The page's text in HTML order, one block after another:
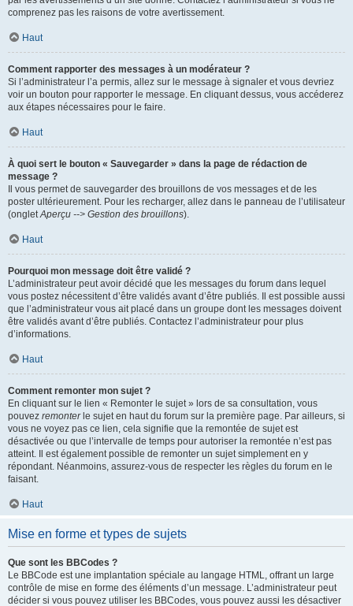
comprenez pas les raisons de votre avertissement.
Haut
Comment rapporter des messages à un modérateur ?
Si l’administrateur l’a permis, allez sur le message à signaler et vous devriez
voir un bouton pour rapporter le message. En cliquant dessus, vous accéderez
aux étapes nécessaires pour le faire.
Haut
À quoi sert le bouton « Sauvegarder » dans la page de rédaction de
message ?
Il vous permet de sauvegarder des brouillons de vos messages et de les
poster ultérieurement. Pour les recharger, allez dans le panneau de l’utilisateur
(ongletAperçu --> Gestion des brouillons).
Haut
Pourquoi mon message doit être validé ?
L’administrateur peut avoir décidé que les messages du forum dans lequel
vous postez nécessitent d’être validés avant d’être publiés. Il est possible aussi
que l’administrateur vous ait placé dans un groupe dont les messages doivent
être validés avant d’être publiés. Contactez l’administrateur pour plus
d’informations.
Haut
Comment remonter mon sujet ?
En cliquant sur le lien « Remonter le sujet » lors de sa consultation, vous
pouvez remonterle sujet en haut du forum sur la première page. Par ailleurs, si
vous ne voyez pas ce lien, cela signifie que la remontée de sujet est
désactivée ou que l’intervalle de temps pour autoriser la remontée n’est pas
atteint. Il est également possible de remonter un sujet simplement en y
répondant. Néanmoins, assurez-vous de respecter les règles du forum en le
faisant.
Haut
Mise en forme et types de sujets
Que sont les BBCodes ?
Le BBCode est une implantation spéciale au langage HTML, offrant un large
contrôle de mise en forme des éléments d’un message. L’administrateur peut
décider si vous pouvez utiliser les BBCodes, vous pouvez aussi les désactiver